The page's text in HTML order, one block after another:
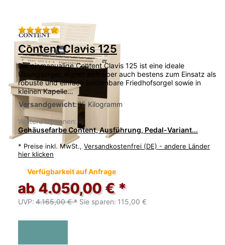
Bewertung: 5 von 5 Sternen. 1 Bewertung.
Content Clavis 125
Die einmanualige Content Clavis 125 ist eine ideale
Übungsorgel, eignet sich aber auch bestens zum Einsatz als
robuste und einfach bedienbare Friedhofsorgel sowie in
kleinen Kapelle…
Versandgewicht:75 Kilogramm
Weitere Optionen:
Gehäusefarbe Content, Ausführung, Pedal-Variant...
* Preise inkl. MwSt., Versandkostenfrei (DE) - andere Länder
hier klicken
Verfügbarkeit auf Anfrage
ab 4.050,00 € *
UVP: 4.165,00 € * Sie sparen: 115,00 €